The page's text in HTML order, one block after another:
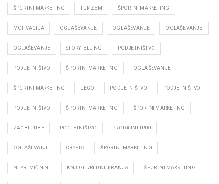
ŠPORTNI MARKETING TURIZEM ŠPORTNI MARKETING
MOTIVACIJA OGLAŠEVANJE OGLAŠEVANJE OGLAŠEVANJE
OGLAŠEVANJE STORYTELLING PODJETNIŠTVO
PODJETNIŠTVO ŠPORTNI MARKETING OGLAŠEVANJE
ŠPORTNI MARKETING LEGO PODJETNIŠTVO PODJETNIŠTVO
PODJETNIŠTVO ŠPORTNI MARKETING ŠPORTNI MARKETING
ZAOBLJUBE PODJETNIŠTVO PRODAJNI TRIKI
OGLAŠEVANJE CRYPTO ŠPORTNI MARKETING
NEPREMIČNINE KNJIGE VREDNE BRANJA ŠPORTNI MARKETING